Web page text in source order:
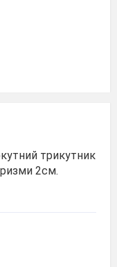
трикутник
2см.